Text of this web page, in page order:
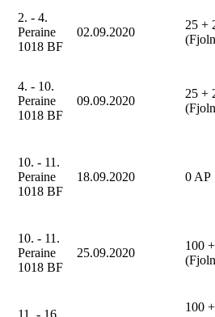
2. - 4.
Peraine
1018 BF
02.09.2020
25 +
4. - 10.
Peraine
1018 BF
09.09.2020
25 +
10. - 11.
Peraine
1018 BF
18.09.2020 0 AP
10. - 11.
Peraine
1018 BF
25.09.2020
100
11. - 16.
100